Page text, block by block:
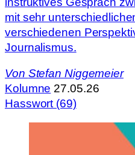
mit sehr
verschiedenen
Journalismus.
Von Stefan Niggemeier
Kolumne 27.05.26
Hasswort (69)